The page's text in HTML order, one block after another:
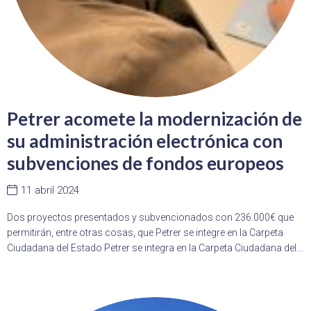
Petrer acomete la modernización de
su administración electrónica con
subvenciones de fondos europeos
11 abril 2024
Dos proyectos presentados y subvencionados con 236.000€ que
permitirán, entre otras cosas, que Petrer se integre en la Carpeta
Ciudadana del Estado Petrer se integra en la Carpeta Ciudadana del...